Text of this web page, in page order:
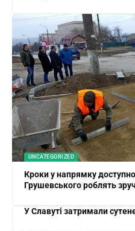
UNCATEGORIZED
Кроки у напрямку
Грушевського роблять
У Славуті затримали